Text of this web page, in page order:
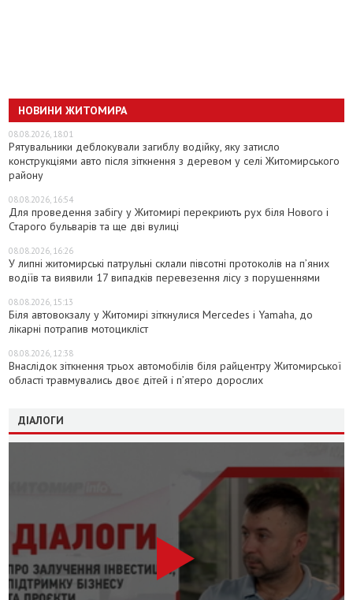
НОВИНИ ЖИТОМИРА
08.08.2026, 18:01
Рятувальники деблокували загиблу водійку, яку затисло
конструкціями авто після зіткнення з деревом у селі Житомирського
району
08.08.2026, 16:54
Для проведення забігу у Житомирі перекриють рух біля Нового і
Старого бульварів та ще дві вулиці
08.08.2026, 16:26
У липні житомирські патрульні склали півсотні протоколів на пʼяних
водіїв та виявили 17 випадків перевезення лісу з порушеннями
08.08.2026, 15:13
Біля автовокзалу у Житомирі зіткнулися Mercedes і Yamaha, до
лікарні потрапив мотоцикліст
08.08.2026, 12:38
Внаслідок зіткнення трьох автомобілів біля райцентру Житомирської
області травмувались двоє дітей і пʼятеро дорослих
ДІАЛОГИ